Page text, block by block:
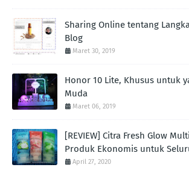
Sharing Online tentang
Blog
Maret 30, 2019
Honor 10 Lite, Khusus untuk
Muda
Maret 06, 2019
[REVIEW] Citra Fresh Glow
Produk Ekonomis untuk
April 27, 2020